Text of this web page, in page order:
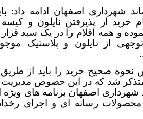
شهرداری اصفهان ادامه داد:
خرید از پذیرفتن نایلون و
و همه اقلام را در یک سبد قرار
از نایلون و پلاستیک
نحوه صحیح خرید را باید از
شد که در این خصوص مدیریت
اصفهان برنامه های ویژه
رسانه ای و اجرای